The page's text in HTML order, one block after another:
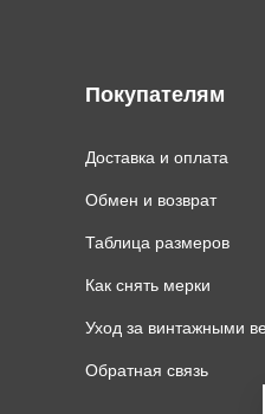
Покупателям
Доставка и оплата
Обмен и возврат
Таблица размеров
Как снять мерки
Уход за винтажными
Обратная связь